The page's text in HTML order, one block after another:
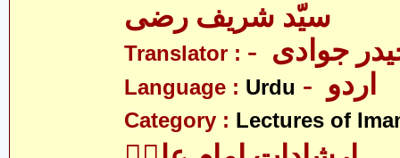
سیّد شریف رضی
Translator : جوادی
Language : Urdu
Category : Lectures of